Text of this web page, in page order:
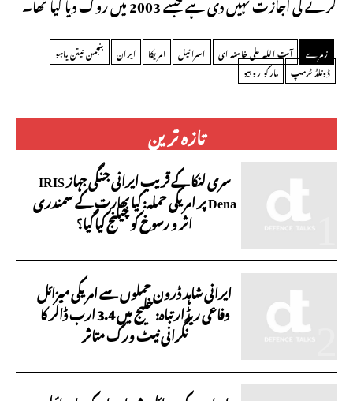
تازہ ترین
سری لنکا کے قریب ایرانی جنگی جہاز IRIS
Dena پر امریکی حملہ: کیا بھارت کے سمندری
اثر و رسوخ کو چیلنج کیا گیا؟
ایرانی شاہد ڈرون حملوں سے امریکی میزائل
دفاعی ریڈار تباہ: خلیج میں 3.4 ارب ڈالر کا
نگرانی نیٹ ورک متاثر
زمرے آیت اللہ علی خامنہ ای اسرائیل امریکا ایران
بنجمن نیتن یاہو
ڈونلڈ ٹرمپ
مارکو روبیو